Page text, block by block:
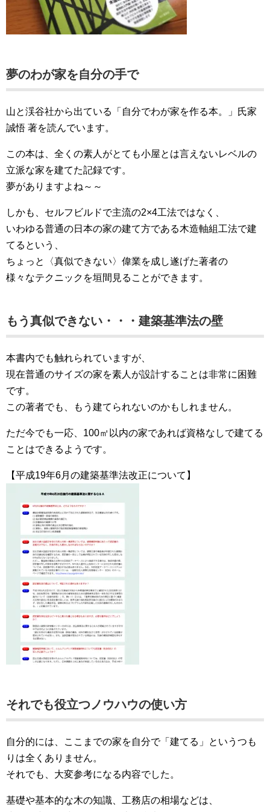
夢のわが家を自分の手で
山と渓谷社から出ている「自分でわが家を作る本。」氏家
誠悟 著を読んでいます。
この本は、全くの素人がとても小屋とは言えないレベルの
立派な家を建てた記録です。
夢がありますよね～～
しかも、セルフビルドで主流の2×4工法ではなく、
いわゆる普通の日本の家の建て方である木造軸組工法で建
てるという、
ちょっと〈真似できない〉偉業を成し遂げた著者の
様々なテクニックを垣間見ることができます。
もう真似できない・・・建築基準法の壁
本書内でも触れられていますが、
現在普通のサイズの家を素人が設計することは非常に困難
です。
この著者でも、もう建てられないのかもしれません。
ただ今でも一応、100㎡以内の家であれば資格なしで建てる
ことはできるようです。
【平成19年6月の建築基準法改正について】
それでも役立つノウハウの使い方
自分的には、ここまでの家を自分で「建てる」というつも
りは全くありません。
それでも、大変参考になる内容でした。
基礎や基本的な木の知識、工務店の相場などは、